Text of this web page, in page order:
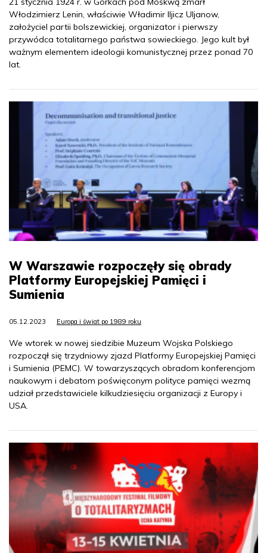
Włodzimierz Lenin, właściwie Władimir Iljicz Uljanow,
założyciel partii bolszewickiej, organizator i pierwszy
przywódca totalitarnego państwa sowieckiego. Jego kult był
ważnym elementem ideologii komunistycznej przez ponad 70
lat.
W Warszawie rozpoczęły się obrady
Platformy Europejskiej Pamięci i
Sumienia
05.12.2023 Europa i świat po 1989 roku
We wtorek w nowej siedzibie Muzeum Wojska Polskiego
rozpoczął się trzydniowy zjazd Platformy Europejskiej Pamięci
i Sumienia (PEMC). W towarzyszących obradom konferencjom
naukowym i debatom poświęconym polityce pamięci wezmą
udział przedstawiciele kilkudziesięciu organizacji z Europy i
USA.